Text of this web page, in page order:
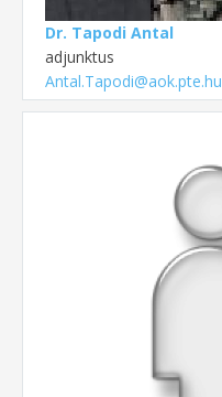
Dr. Tapodi Antal
adjunktus
Antal.Tapodi@aok.pte.hu